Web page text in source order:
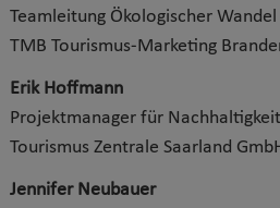
Teamleitung Ökologischer Wandel
TMB Tourismus-Marketing
Erik Hoffmann
Projektmanager für
Tourismus Zentrale Saarland
Jennifer Neubauer